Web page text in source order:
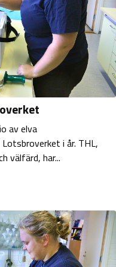
av elva
i år. THL,
välfärd, har...